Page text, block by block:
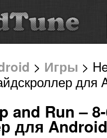
> Игры >
для
and Run –
для Android